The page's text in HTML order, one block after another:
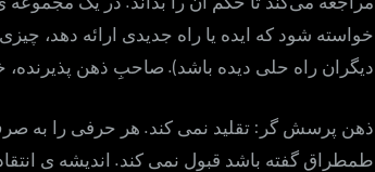
خواسته شود که ایده یا راه جدیدی ارائه دهد،
دیگران راه حلی دیده باشد). صاحبِ ذهن پذیرنده،
ذهن پرسش گر : تقلید نمی کند. هر حرفی را به
طمطراق گفته باشد قبول نمی کند. اندیشه ی